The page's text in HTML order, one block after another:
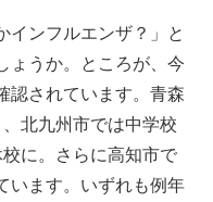
インフルエンザ？」と
ょうか。ところが、今
認されています。青森
北九州市では中学校
に。さらに高知市で
います。いずれも例年